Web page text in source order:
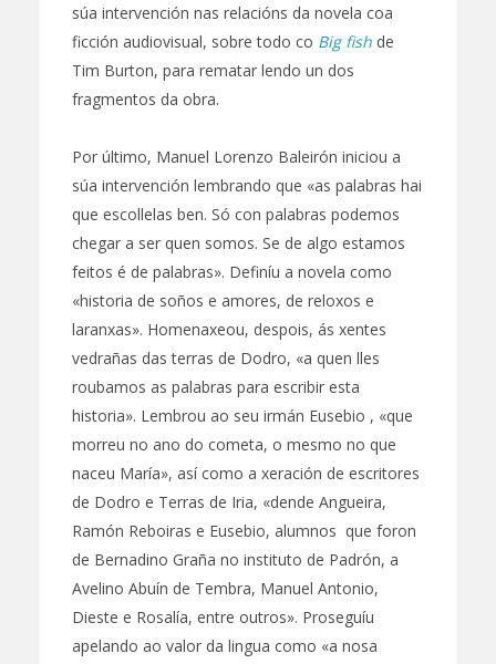
súa intervención nas relacións da novela coa
ficción audiovisual, sobre todo co Big fishde
Tim Burton, para rematar lendo un dos
fragmentos da obra.
Por último, Manuel Lorenzo Baleirón iniciou a
súa intervención lembrando que «as palabras hai
que escollelas ben. Só con palabras podemos
chegar a ser quen somos. Se de algo estamos
feitos é de palabras». Definíu a novela como
«historia de soños e amores, de reloxos e
laranxas». Homenaxeou, despois, ás xentes
vedrañas das terras de Dodro, «a quen lles
roubamos as palabras para escribir esta
historia». Lembrou ao seu irmán Eusebio , «que
morreu no ano do cometa, o mesmo no que
naceu María», así como a xeración de escritores
de Dodro e Terras de Iria, «dende Angueira,
Ramón Reboiras e Eusebio, alumnos que foron
de Bernadino Graña no instituto de Padrón, a
Avelino Abuín de Tembra, Manuel Antonio,
Dieste e Rosalía, entre outros». Proseguíu
apelando ao valor da lingua como «a nosa